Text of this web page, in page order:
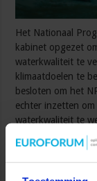
Het Nationaal
kabinet opgezet
waterkwaliteit te
klimaatdoelen te
besloten om het
echter inzetten
waterkwaliteit te